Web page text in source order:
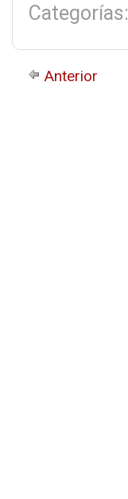
Categorías:
Anterior